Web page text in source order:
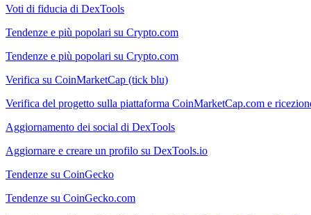
Voti di fiducia di DexTools
Tendenze e più popolari su Crypto.com
Tendenze e più popolari su Crypto.com
Verifica su CoinMarketCap (tick blu)
Verifica del progetto sulla piattaforma CoinMarketCap.com e
Aggiornamento dei social di DexTools
Aggiornare e creare un profilo su DexTools.io
Tendenze su CoinGecko
Tendenze su CoinGecko.com